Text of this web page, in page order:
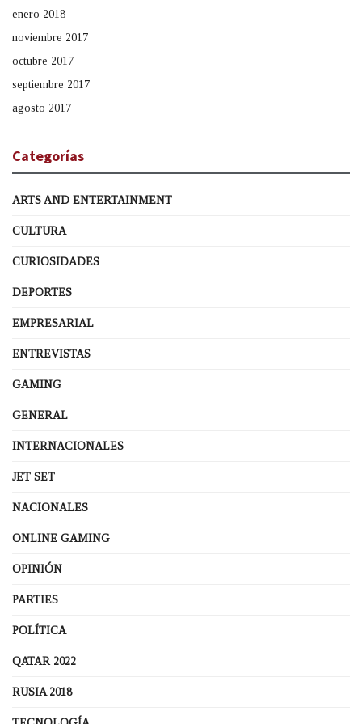
enero 2018
noviembre 2017
octubre 2017
septiembre 2017
agosto 2017
Categorías
ARTS AND ENTERTAINMENT
CULTURA
CURIOSIDADES
DEPORTES
EMPRESARIAL
ENTREVISTAS
GAMING
GENERAL
INTERNACIONALES
JET SET
NACIONALES
ONLINE GAMING
OPINIÓN
PARTIES
POLÍTICA
QATAR 2022
RUSIA 2018